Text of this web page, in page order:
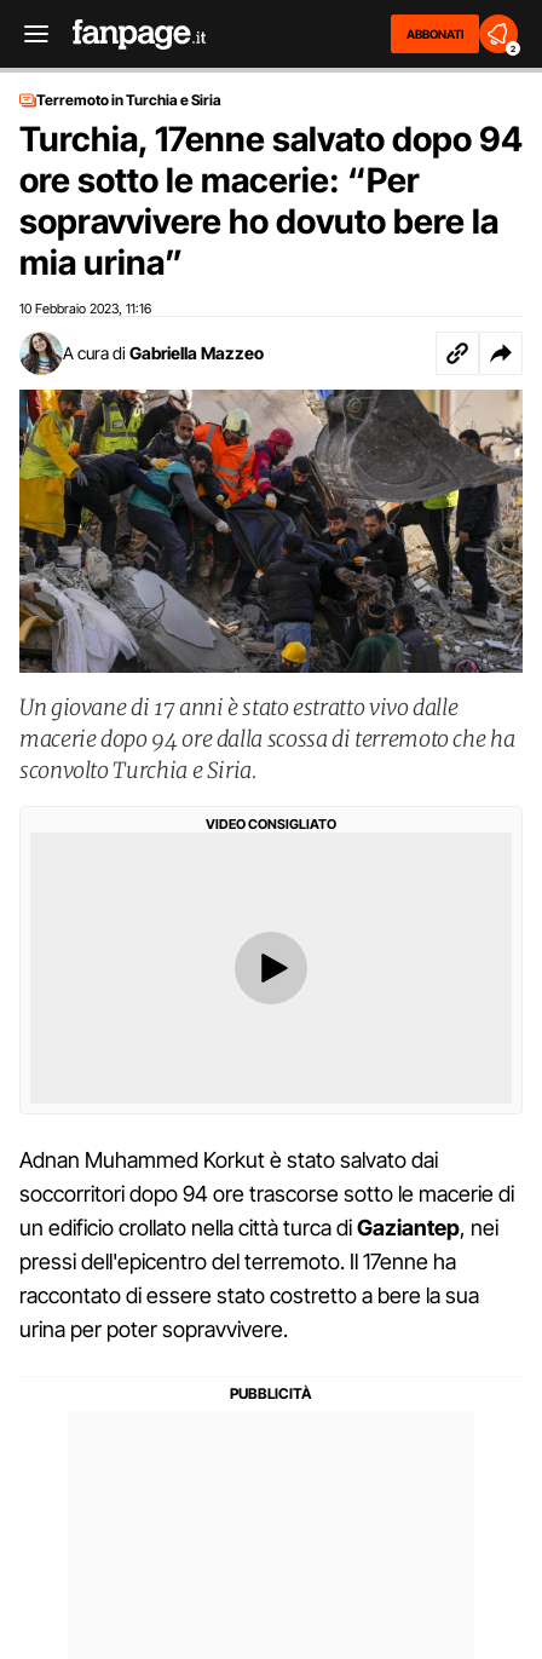
ABBONATI
2
Terremoto in Turchia e Siria
Turchia, 17enne salvato dopo 94
ore sotto le macerie: “Per
sopravvivere ho dovuto bere la
mia urina”
10 Febbraio 2023 11:16
A cura di Gabriella Mazzeo
Un giovane di 17 anni è stato estratto vivo dalle
macerie dopo 94 ore dalla scossa di terremoto che ha
sconvolto Turchia e Siria.
VIDEO CONSIGLIATO
Adnan Muhammed Korkut è stato salvato dai
soccorritori dopo 94 ore trascorse sotto le macerie di
un edificio crollato nella città turca diGaziantep, nei
pressi dell'epicentro del terremoto. Il 17enne ha
raccontato di essere stato costretto a bere la sua
urina per poter sopravvivere.